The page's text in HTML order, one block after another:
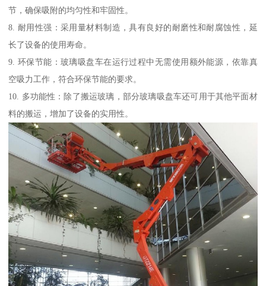
节，确保吸附的均匀性和牢固性。
8. 耐用性强：采用量材料制造，具有良好的耐磨性和耐腐蚀性，延
长了设备的使用寿命。
9. 环保节能：玻璃吸盘车在运行过程中无需使用额外能源，依靠真
空吸力工作，符合环保节能的要求。
10. 多功能性：除了搬运玻璃，部分玻璃吸盘车还可用于其他平面材
料的搬运，增加了设备的实用性。